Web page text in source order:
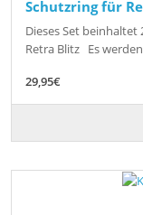
Schutzring für
Dieses Set
Retra Blitz Es werden
29,95€